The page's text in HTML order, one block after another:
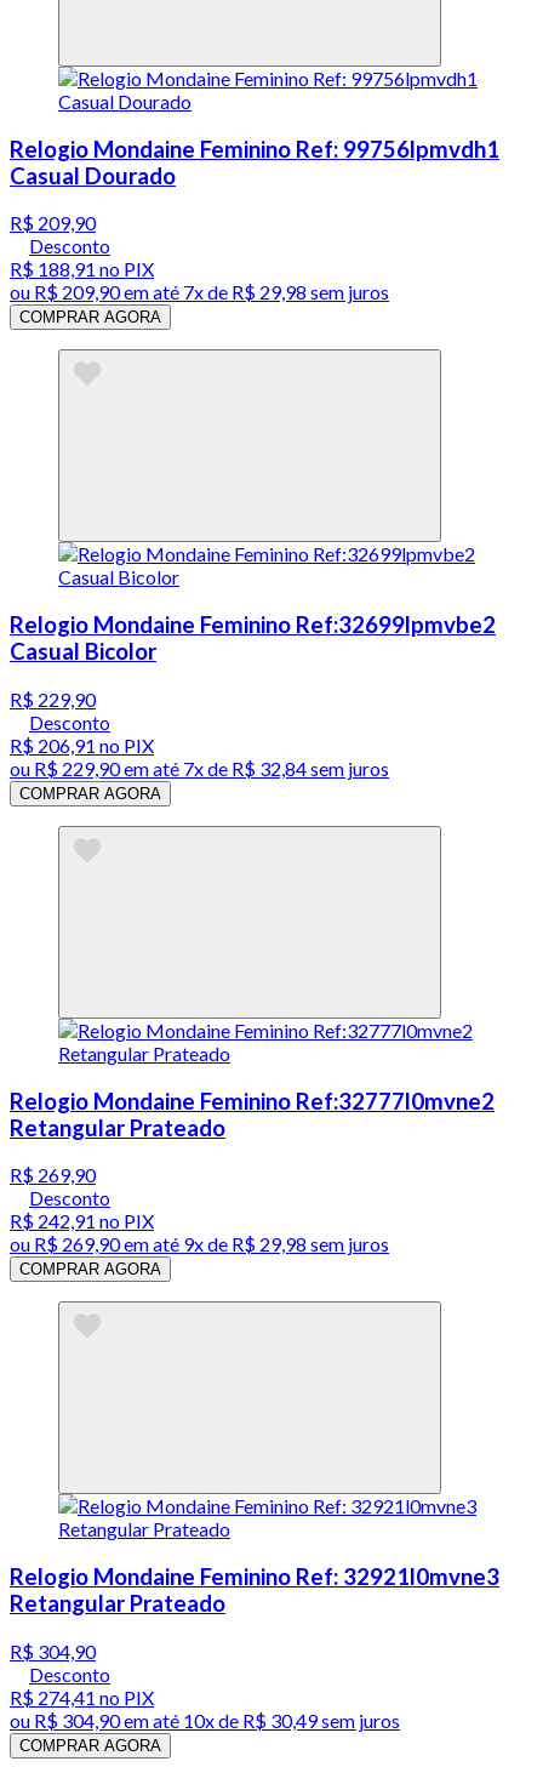
Relogio Mondaine Feminino Ref: 99756lpmvdh1
Casual Dourado
R$ 209,90
Desconto
R$ 188,91 no PIX
ou R$ 209,90em até 7x de R$ 29,98 sem juros
COMPRAR AGORA
Relogio Mondaine Feminino Ref:32699lpmvbe2
Casual Bicolor
R$ 229,90
Desconto
R$ 206,91 no PIX
ou R$ 229,90em até 7x de R$ 32,84 sem juros
COMPRAR AGORA
Relogio Mondaine Feminino Ref:32777l0mvne2
Retangular Prateado
R$ 269,90
Desconto
R$ 242,91 no PIX
ou R$ 269,90em até 9x de R$ 29,98 sem juros
COMPRAR AGORA
Relogio Mondaine Feminino Ref: 32921l0mvne3
Retangular Prateado
R$ 304,90
Desconto
R$ 274,41 no PIX
ou R$ 304,90em até 10x de R$ 30,49 sem juros
COMPRAR AGORA